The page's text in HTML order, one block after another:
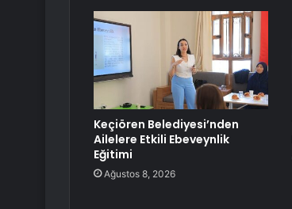
Keçiören Belediyesi’nden
Ailelere Etkili Ebeveynlik
Eğitimi
Ağustos 8, 2026